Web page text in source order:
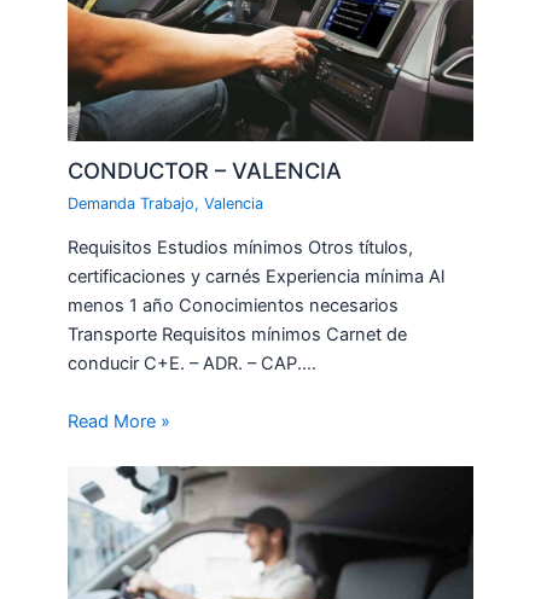
CONDUCTOR – VALENCIA
Demanda Trabajo,Valencia
Requisitos Estudios mínimos Otros títulos,
certificaciones y carnés Experiencia mínima Al
menos 1 año Conocimientos necesarios
Transporte Requisitos mínimos Carnet de
conducir C+E. – ADR. – CAP.…
Read More »